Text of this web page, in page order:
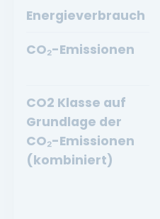
Energieverbrauch
CO₂-Emissionen
CO2 Klasse auf
Grundlage der
CO₂-Emissionen
(kombiniert)